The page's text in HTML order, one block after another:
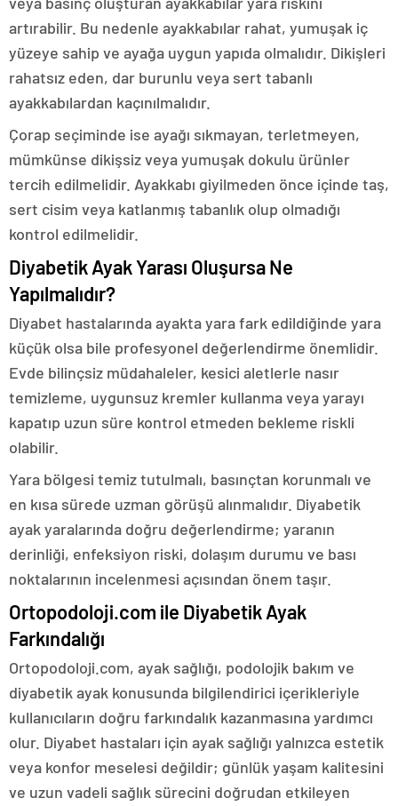
artırabilir. Bu nedenle ayakkabılar rahat, yumuşak iç
yüzeye sahip ve ayağa uygun yapıda olmalıdır. Dikişleri
rahatsız eden, dar burunlu veya sert tabanlı
ayakkabılardan kaçınılmalıdır.
Çorap seçiminde ise ayağı sıkmayan, terletmeyen,
mümkünse dikişsiz veya yumuşak dokulu ürünler
tercih edilmelidir. Ayakkabı giyilmeden önce içinde taş,
sert cisim veya katlanmış tabanlık olup olmadığı
kontrol edilmelidir.
Diyabetik Ayak Yarası Oluşursa Ne
Yapılmalıdır?
Diyabet hastalarında ayakta yara fark edildiğinde yara
küçük olsa bile profesyonel değerlendirme önemlidir.
Evde bilinçsiz müdahaleler, kesici aletlerle nasır
temizleme, uygunsuz kremler kullanma veya yarayı
kapatıp uzun süre kontrol etmeden bekleme riskli
olabilir.
Yara bölgesi temiz tutulmalı, basınçtan korunmalı ve
en kısa sürede uzman görüşü alınmalıdır. Diyabetik
ayak yaralarında doğru değerlendirme; yaranın
derinliği, enfeksiyon riski, dolaşım durumu ve bası
noktalarının incelenmesi açısından önem taşır.
Ortopodoloji.com ile Diyabetik Ayak
Farkındalığı
Ortopodoloji.com, ayak sağlığı, podolojik bakım ve
diyabetik ayak konusunda bilgilendirici içerikleriyle
kullanıcıların doğru farkındalık kazanmasına yardımcı
olur. Diyabet hastaları için ayak sağlığı yalnızca estetik
veya konfor meselesi değildir; günlük yaşam kalitesini
ve uzun vadeli sağlık sürecini doğrudan etkileyen